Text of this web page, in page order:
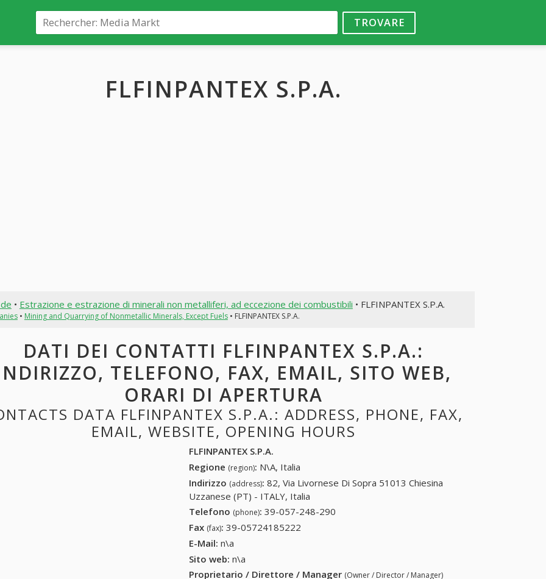
TROVARE
FLFINPANTEX S.P.A.
• Estrazione e estrazione di minerali non metalliferi, ad eccezione dei combustibili • FLFINPANTEX S.P.A.
• Mining and Quarrying of Nonmetallic Minerals, Except Fuels• FLFINPANTEX S.P.A.
DATI DEI CONTATTI FLFINPANTEX S.P.A.:
TELEFONO, FAX, EMAIL, SITO WEB,
ORARI DI APERTURA
DATA FLFINPANTEX S.P.A.: ADDRESS, PHONE, FAX,
EMAIL, WEBSITE, OPENING HOURS
FLFINPANTEX S.P.A.
Regione (region): N\A, Italia
Indirizzo (address): 82, Via Livornese Di Sopra 51013 Chiesina
Uzzanese (PT) - ITALY, Italia
Telefono (phone): 39-057-248-290
Fax (fax): 39-05724185222
E-Mail: n\a
Sito web: n\a
Proprietario / Direttore / Manager (Owner / Director / Manager)